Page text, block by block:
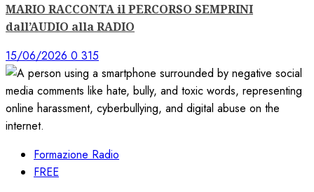
MARIO RACCONTA il PERCORSO SEMPRINI
dall’AUDIO alla RADIO
15/06/2026 0 315
Formazione Radio
FREE